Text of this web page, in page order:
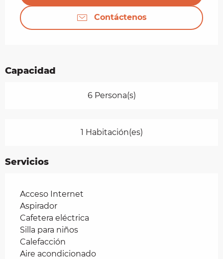
Contáctenos
Capacidad
6 Persona(s)
1 Habitación(es)
Servicios
Acceso Internet
Aspirador
Cafetera eléctrica
Silla para niños
Calefacción
Aire acondicionado